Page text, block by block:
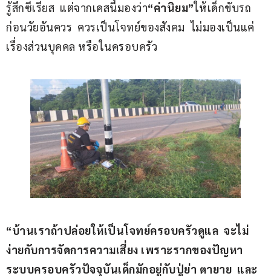
รู้สึกซีเรียส  แต่จากเคสนี้มองว่า“ค่านิยม”ให้เด็กขับรถ
ก่อนวัยอันควร  ควรเป็นโจทย์ของสังคม  ไม่มองเป็นแค่
เรื่องส่วนบุคคล หรือในครอบครัว
“บ้านเราถ้าปล่อยให้เป็นโจทย์ครอบครัวดูแล  จะไม่
ง่ายกับการจัดการความเสี่ยง เพราะรากของปัญหา
ระบบครอบครัวปัจจุบันเด็กมักอยู่กับปู่ย่า ตายาย  และ